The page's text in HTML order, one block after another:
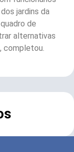
jardins da
de
alternativas
completou.